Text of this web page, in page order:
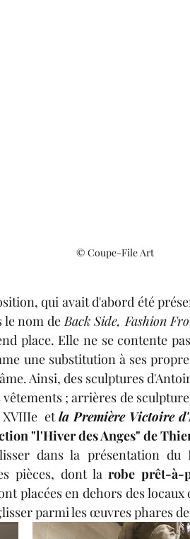
© Coupe-File Art
qui avait d'abord été
le nom de Back Side, Fashion
place. Elle ne se contente
une substitution à ses
Ainsi, des sculptures
; arrières de
XVIIIe  et la Première Victoire
"l'Hiver des Anges" de
dans la présentation
pièces, dont la robe prêt-à-
placées en dehors des
parmi les œuvres phares